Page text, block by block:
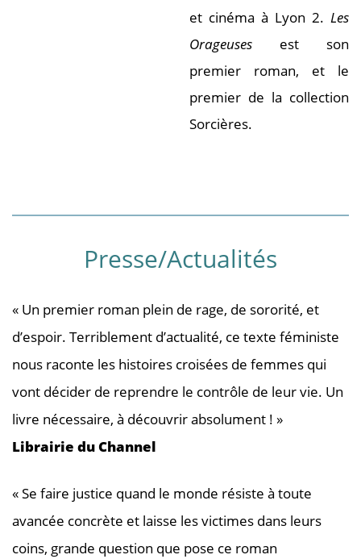
et cinéma à Lyon 2. Les
Orageuses est son
premier roman, et le
premier de la collection
Sorcières.
Presse/Actualités
« Un premier roman plein de rage, de sororité, et
d’espoir. Terriblement d’actualité, ce texte féministe
nous raconte les histoires croisées de femmes qui
vont décider de reprendre le contrôle de leur vie. Un
livre nécessaire, à découvrir absolument ! »
Librairie du Channel
« Se faire justice quand le monde résiste à toute
avancée concrète et laisse les victimes dans leurs
coins, grande question que pose ce roman